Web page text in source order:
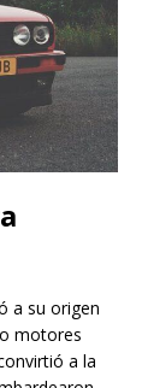
a su origen
motores
a la